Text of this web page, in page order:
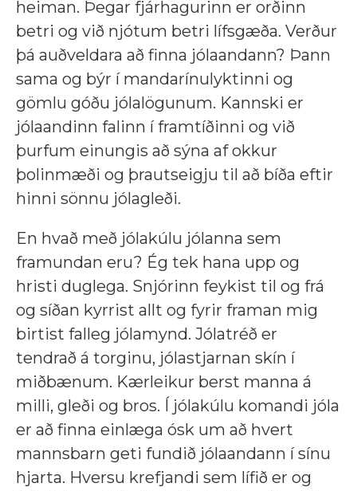
heiman. Þegar fjárhagurinn er orðinn
betri og við njótum betri lífsgæða. Verður
þá auðveldara að finna jólaandann? Þann
sama og býr í mandarínulyktinni og
gömlu góðu jólalögunum. Kannski er
jólaandinn falinn í framtíðinni og við
þurfum einungis að sýna af okkur
þolinmæði og þrautseigju til að bíða eftir
hinni sönnu jólagleði.
En hvað með jólakúlu jólanna sem
framundan eru? Ég tek hana upp og
hristi duglega. Snjórinn feykist til og frá
og síðan kyrrist allt og fyrir framan mig
birtist falleg jólamynd. Jólatréð er
tendrað á torginu, jólastjarnan skín í
miðbænum. Kærleikur berst manna á
milli, gleði og bros. Í jólakúlu komandi jóla
er að finna einlæga ósk um að hvert
mannsbarn geti fundið jólaandann í sínu
hjarta. Hversu krefjandi sem lífið er og